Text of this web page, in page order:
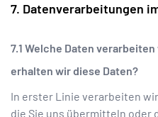
Datenverarbeitungen
Welche Daten
erhalten wir diese Daten?
In erster Linie verarbeiten
die Sie uns übermitteln oder